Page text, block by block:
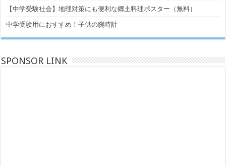
【中学受験社会】地理対策にも便利な郷土料理ポスター（無料）
中学受験用におすすめ！子供の腕時計
SPONSOR LINK